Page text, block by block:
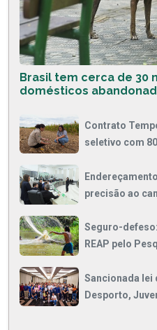
Brasil tem cerca de 30
domésticos
Contrato
seletivo com
precisão ao
Seguro-
REAP pelo
Sancionada lei
Desporto,